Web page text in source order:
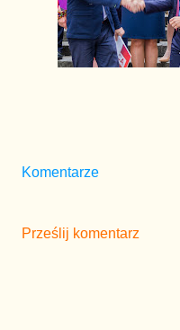
Komentarze
Prześlij komentarz